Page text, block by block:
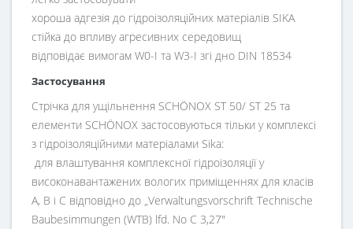
хороша адгезія до гідроізоляційних матеріалів SIKA
стійка до впливу агресивних середовищ
відповідає вимогам W0-I та W3-I згі дно DIN 18534
Застосування
Стрічка для ущільнення SCHÖNOX ST 50/ ST 25 та
елементи SCHÖNOX застосовуються тільки у комплексі
з гідроізоляційними матеріалами Sika:
для влаштування комплексної гідроізоляції у
високонавантажених вологих приміщеннях для класів
A, B і C відповідно до „Verwaltungsvorschrift Technische
Baubesimmungen (WTB) lfd. No C 3,27"